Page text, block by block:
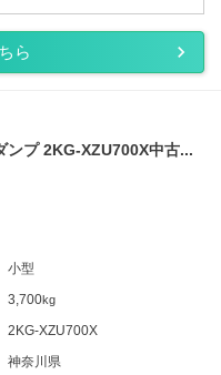
ら
ンプ 2KG-XZU700X中古...
小型
3,700kg
2KG-XZU700X
神奈川県